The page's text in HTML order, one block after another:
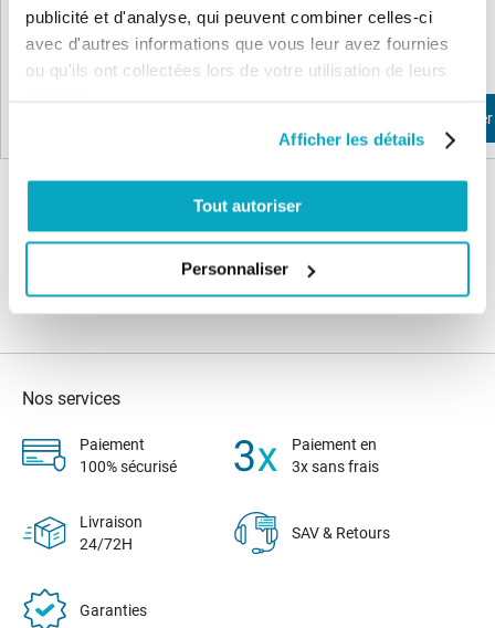
publicité et d'analyse, qui peuvent combiner celles-ci
avec d'autres informations que vous leur avez fournies
ou qu'ils ont collectées lors de votre utilisation de leurs
Afficher les détails
Tout autoriser
Personnaliser
407,54 €
339,62 €
372,34 €
310,28 €
Ajouter au panier
Nos services
Paiement
100% sécurisé
Paiement en
3x sans frais
Livraison
24/72H
SAV & Retours
Garanties